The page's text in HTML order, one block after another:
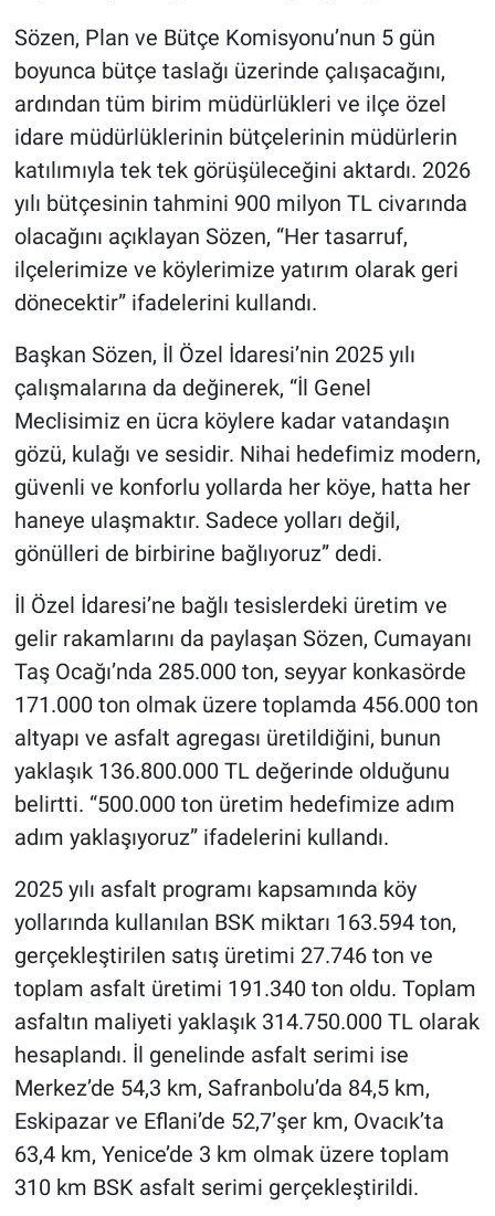
Sözen, Plan ve Bütçe Komisyonu’nun 5 gün
boyunca bütçe taslağı üzerinde çalışacağını,
ardından tüm birim müdürlükleri ve ilçe özel
idare müdürlüklerinin bütçelerinin müdürlerin
katılımıyla tek tek görüşüleceğini aktardı. 2026
yılı bütçesinin tahmini 900 milyon TL civarında
olacağını açıklayan Sözen, “Her tasarruf,
ilçelerimize ve köylerimize yatırım olarak geri
dönecektir” ifadelerini kullandı.
Başkan Sözen, İl Özel İdaresi’nin 2025 yılı
çalışmalarına da değinerek, “İl Genel
Meclisimiz en ücra köylere kadar vatandaşın
gözü, kulağı ve sesidir. Nihai hedefimiz modern,
güvenli ve konforlu yollarda her köye, hatta her
haneye ulaşmaktır. Sadece yolları değil,
gönülleri de birbirine bağlıyoruz” dedi.
İl Özel İdaresi’ne bağlı tesislerdeki üretim ve
gelir rakamlarını da paylaşan Sözen, Cumayanı
Taş Ocağı’nda 285.000 ton, seyyar konkasörde
171.000 ton olmak üzere toplamda 456.000 ton
altyapı ve asfalt agregası üretildiğini, bunun
yaklaşık 136.800.000 TL değerinde olduğunu
belirtti. “500.000 ton üretim hedefimize adım
adım yaklaşıyoruz” ifadelerini kullandı.
2025 yılı asfalt programı kapsamında köy
yollarında kullanılan BSK miktarı 163.594 ton,
gerçekleştirilen satış üretimi 27.746 ton ve
toplam asfalt üretimi 191.340 ton oldu. Toplam
asfaltın maliyeti yaklaşık 314.750.000 TL olarak
hesaplandı. İl genelinde asfalt serimi ise
Merkez’de 54,3 km, Safranbolu’da 84,5 km,
Eskipazar ve Eflani’de 52,7’şer km, Ovacık’ta
63,4 km, Yenice’de 3 km olmak üzere toplam
310 km BSK asfalt serimi gerçekleştirildi.